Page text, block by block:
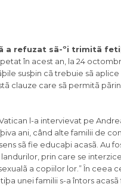
a refuzat sã-ºi trimitã
în acest an, la 24
susþin cã trebuie sã aplice
clauze care sã permitã
l-a intervievat pe
ani, când alte familii de
sã fie educaþi acasã. Au
prin care se
a copiilor lor.” În ceea
unei familii s-a întors